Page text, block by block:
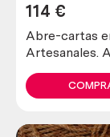
Abre-cartas
Artesanales.
letters in
114 €